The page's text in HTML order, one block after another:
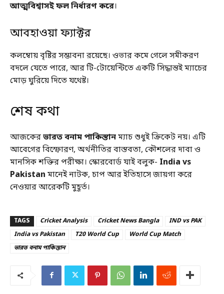
আত্মবিশ্বাসই ফল নির্ধারণ করে।
আবহাওয়া ফ্যাক্টর
কলম্বোয় বৃষ্টির সম্ভাবনা রয়েছে। ওভার কমে গেলে সমীকরণ
বদলে যেতে পারে, আর টি-টোয়েন্টিতে একটি সিদ্ধান্তই ম্যাচের
মোড় ঘুরিয়ে দিতে যথেষ্ট।
শেষ কথা
আজকেরভারত বনাম পাকিস্তানম্যাচ শুধুই ক্রিকেট নয়। এটি
আবেগের বিস্ফোরণ, অর্থনীতির বাস্তবতা, কৌশলের দাবা ও
মানসিক শক্তির পরীক্ষা। স্কোরবোর্ড যাই বলুক- India vs
Pakistan মানেই নাটক, চাপ আর ইতিহাসে জায়গা করে
নেওয়ার আরেকটি মুহূর্ত।
TAGS Cricket Analysis Cricket News Bangla
IND vs PAK
India vs Pakistan
T20 World Cup
World Cup Match
ভারত বনাম পাকিস্তান